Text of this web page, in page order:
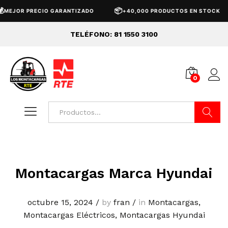
PRECIO GARANTIZADO +40,000 PRODUCTOS EN STOCK
TELÉFONO: 81 1550 3100
0
Montacargas Marca Hyundai
octubre 15, 2024 / by fran / in Montacargas,
Montacargas Eléctricos, Montacargas Hyundai